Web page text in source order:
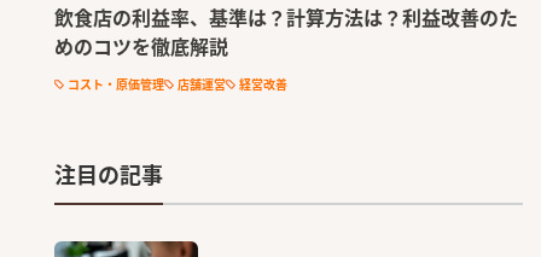
飲食店の利益率、基準は？計算方法は？利益改善のた
めのコツを徹底解説
コスト・原価管理 店舗運営 経営改善
注目の記事